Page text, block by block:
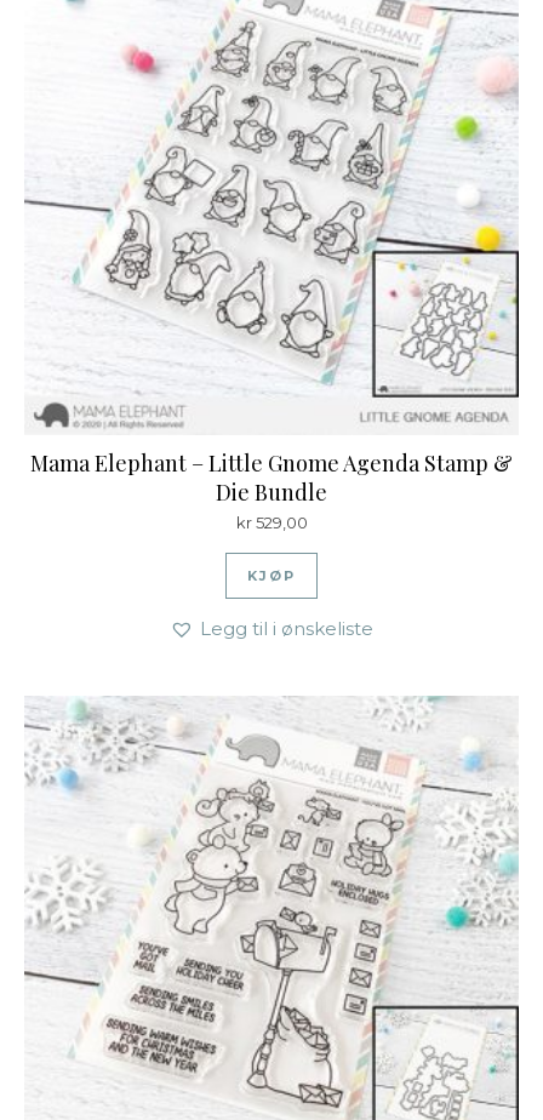
Mama Elephant – Little Gnome Agenda Stamp &
Die Bundle
kr529,00
KJØP
Legg til i ønskeliste